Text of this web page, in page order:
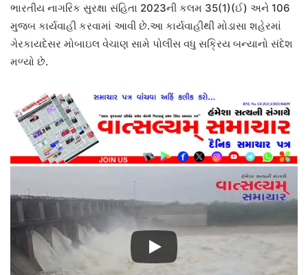
ભારતીય નાગરિક સુરક્ષા સંહિતા 2023ની કલમ 35(1)(ઈ) અને 106
મુજબ કાર્યવાહી કરવામાં આવી છે.આ કાર્યવાહીથી મોડાસા શહેરમાં
ગેરકાયદેસર મોબાઇલ વેચાણ સામે પોલીસ વધુ સક્રિય બન્યાનો સંદેશ
મળ્યો છે.